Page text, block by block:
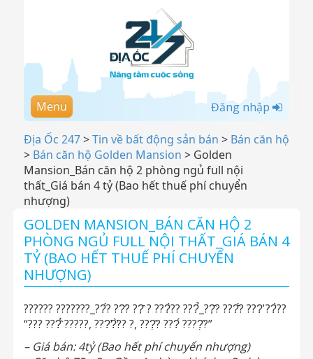
Menu Đăng nhập
Địa Ốc 247>Tin về bất động sản bán > Bán căn hộ
> Bán căn hộ Golden Mansion > Golden
Mansion_Bán căn hộ 2 phòng ngủ full nội
thất_Giá bán 4 tỷ (Bao hết thuế phí chuyển
nhượng)
GOLDEN MANSION_BÁN CĂN HỘ 2
PHÒNG NGỦ FULL NỘI THẤT_GIÁ BÁN 4
TỶ (BAO HẾT THUẾ PHÍ CHUYỂN
NHƯỢNG)
?????? ???????_??́? ??̆? ??̣̂ ? ???̀?? ???̉_??̣̂? ???̂́? ???̛ ??̀??
“??? ???̂̉ ?????, ???̛?̛̀?? ?, ???̣̂? ???́ ????̣̂?”
– Giá bán: 4tỷ (Bao hết phí chuyển nhượng)